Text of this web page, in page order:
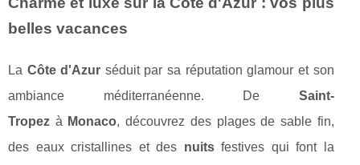
belles vacances
La Côte d'Azur séduit par sa réputation glamour et son
ambiance méditerranéenne. De Saint-
Tropez à Monaco, découvrez des plages de sable fin,
des eaux cristallines et des nuitsfestives qui font la